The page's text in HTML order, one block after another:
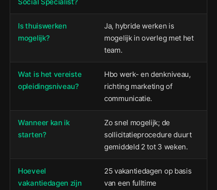
Is thuiswerken
mogelijk?
Ja, hybride werken is
mogelijk in overleg met het
team.
Wat is het vereiste
opleidingsniveau?
Hbo werk- en denkniveau,
richting marketing of
communicatie.
Wanneer kan ik
starten?
Zo snel mogelijk; de
sollicitatieprocedure duurt
gemiddeld 2 tot 3 weken.
Hoeveel
vakantiedagen zijn
25 vakantiedagen op basis
van een fulltime